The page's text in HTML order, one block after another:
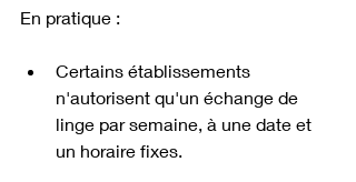
En pratique :
Certains établissements
n'autorisent qu'un échange de
linge par semaine, à une date et
un horaire fixes.